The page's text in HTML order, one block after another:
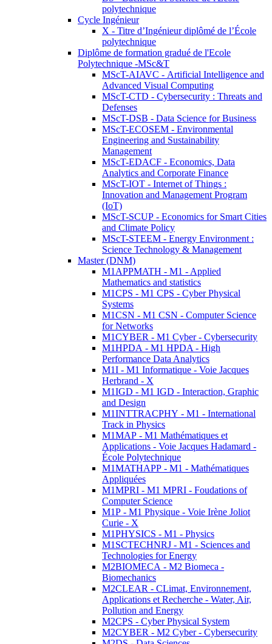
polytechnique
Cycle Ingénieur
X - Titre d’Ingénieur diplômé de l’École
polytechnique
Diplôme de formation gradué de l'Ecole
Polytechnique -MSc&T
MScT-AIAVC - Artificial Intelligence and
Advanced Visual Computing
MScT-CTD - Cybersecurity : Threats and
Defenses
MScT-DSB - Data Science for Business
MScT-ECOSEM - Environmental
Engineering and Sustainability
Management
MScT-EDACF - Economics, Data
Analytics and Corporate Finance
MScT-IOT - Internet of Things :
Innovation and Management Program
(IoT)
MScT-SCUP - Economics for Smart Cities
and Climate Policy
MScT-STEEM - Energy Environment :
Science Technology & Management
Master (DNM)
M1APPMATH - M1 - Applied
Mathematics and statistics
M1CPS - M1 CPS - Cyber Physical
Systems
M1CSN - M1 CSN - Computer Science
for Networks
M1CYBER - M1 Cyber - Cybersecurity
M1HPDA - M1 HPDA - High
Performance Data Analytics
M1I - M1 Informatique - Voie Jacques
Herbrand - X
M1IGD - M1 IGD - Interaction, Graphic
and Design
M1INTTRACPHY - M1 - International
Track in Physics
M1MAP - M1 Mathématiques et
Applications - Voie Jacques Hadamard -
École Polytechnique
M1MATHAPP - M1 - Mathématiques
Appliquées
M1MPRI - M1 MPRI - Foudations of
Computer Science
M1P - M1 Physique - Voie Irène Joliot
Curie - X
M1PHYSICS - M1 - Physics
M1SCTECHNRJ - M1 - Sciences and
Technologies for Energy
M2BIOMECA - M2 Biomeca -
Biomechanics
M2CLEAR - CLimat, Environnement,
Applications et Recherche - Water, Air,
Pollution and Energy
M2CPS - Cyber Physical System
M2CYBER - M2 Cyber - Cybersecurity